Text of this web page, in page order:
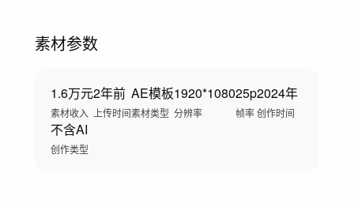
素材参数
1.6万元
素材收入
2年前
上传时间
AE模板
素材类型
1920*1080
分辨率
25p
帧率
2024年
创作时间
不含AI
创作类型